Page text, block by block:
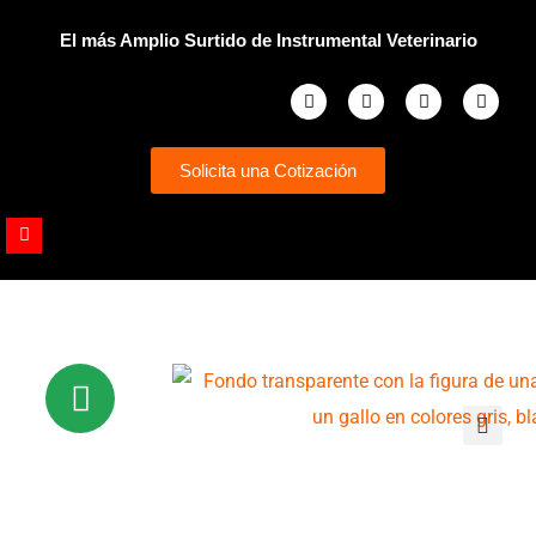
El más Amplio Surtido de Instrumental Veterinario
FacebookInstagramWhatsapp
Solicita una Cotización
Youtube